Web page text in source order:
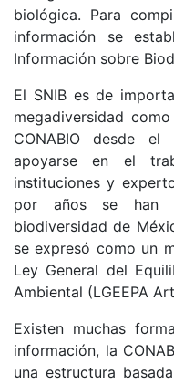
biológica. Para
información se
Información sobre
El SNIB es de
megadiversidad
CONABIO desde
apoyarse en el
instituciones y
por años se han
biodiversidad de
se expresó como un
Ley General del
Ambiental (LGEEPA
Existen muchas
información, la
una estructura